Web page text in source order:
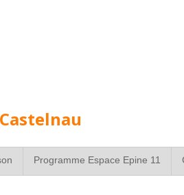
Programme Espace Epine 11